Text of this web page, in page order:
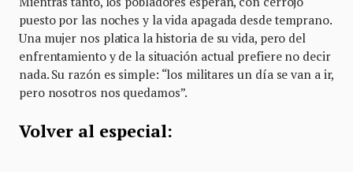
puesto por las noches y la vida apagada desde temprano.
Una mujer nos platica la historia de su vida, pero del
enfrentamiento y de la situación actual prefiere no decir
nada. Su razón es simple: “los militares un día se van a ir,
pero nosotros nos quedamos”.
Volver al especial: